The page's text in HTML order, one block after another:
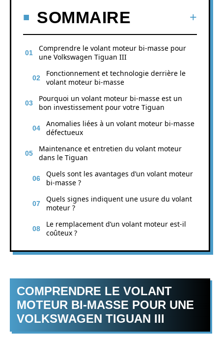
SOMMAIRE
Comprendre le volant moteur bi-masse pour
une Volkswagen Tiguan III
Fonctionnement et technologie derrière le
volant moteur bi-masse
Pourquoi un volant moteur bi-masse est un
bon investissement pour votre Tiguan
Anomalies liées à un volant moteur bi-masse
défectueux
Maintenance et entretien du volant moteur
dans le Tiguan
Quels sont les avantages d’un volant moteur
bi-masse ?
Quels signes indiquent une usure du volant
moteur ?
Le remplacement d’un volant moteur est-il
coûteux ?
COMPRENDRE LE VOLANT
MOTEUR BI-MASSE POUR UNE
VOLKSWAGEN TIGUAN III